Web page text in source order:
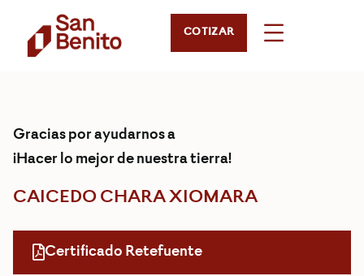
COTIZAR
Gracias por ayudarnos a
¡Hacer lo mejor de nuestra tierra!
CAICEDO CHARA XIOMARA
Certificado Retefuente